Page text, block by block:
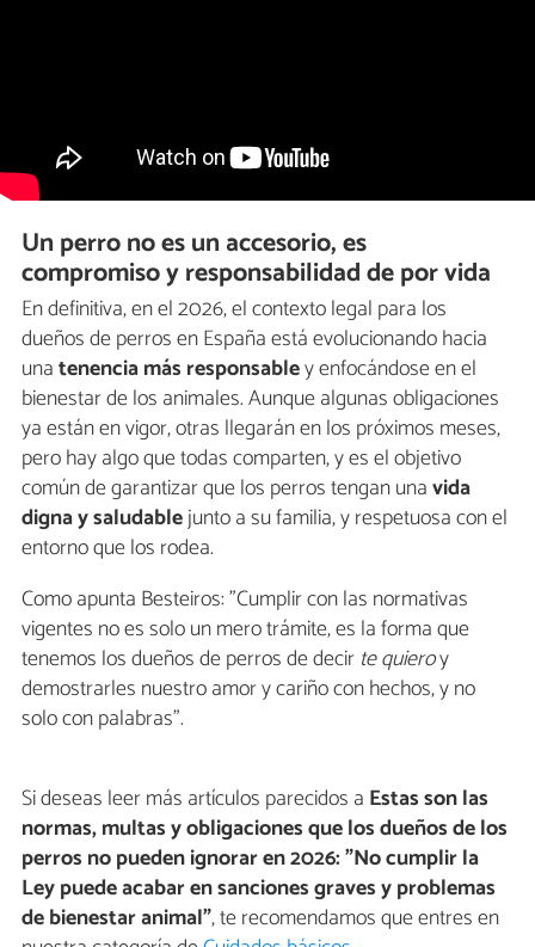
Un perro no es un accesorio, es
compromiso y responsabilidad de por vida
En definitiva, en el 2026, el contexto legal para los
dueños de perros en España está evolucionando hacia
unatenencia más responsabley enfocándose en el
bienestar de los animales. Aunque algunas obligaciones
ya están en vigor, otras llegarán en los próximos meses,
pero hay algo que todas comparten, y es el objetivo
común de garantizar que los perros tengan unavida
digna y saludablejunto a su familia, y respetuosa con el
entorno que los rodea.
Como apunta Besteiros: "Cumplir con las normativas
vigentes no es solo un mero trámite, es la forma que
tenemos los dueños de perros de decir te quieroy
demostrarles nuestro amor y cariño con hechos, y no
solo con palabras".
Si deseas leer más artículos parecidos a Estas son las
normas, multas y obligaciones que los dueños de los
perros no pueden ignorar en 2026: "No cumplir la
Ley puede acabar en sanciones graves y problemas
de bienestar animal", te recomendamos que entres en